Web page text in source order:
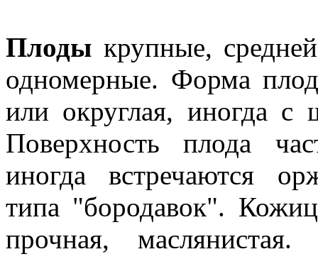
Плоды крупные,
одномерные. Форма
или округлая, иногда с
Поверхность плода
иногда встречаются
типа "бородавок".
прочная, маслянистая.